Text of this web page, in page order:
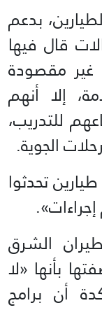
بدعم
قال فيها
غير مقصودة
إلا أنهم
للتدريب،
الجوية.
تحدثوا
الشرق
بأنها «لا
أن برامج